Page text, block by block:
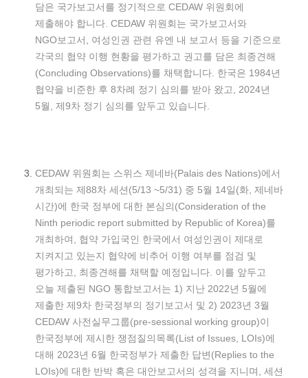
담은 국가보고서를 정기적으로 CEDAW 위원회에
제출해야 합니다. CEDAW 위원회는 국가보고서와
NGO보고서, 여성인권 관련 유엔 내 보고서 등을 기준으로
각국의 협약 이행 현황을 평가하고 권고를 담은 최종견해
(Concluding Observations)를 채택합니다. 한국은 1984년
협약을 비준한 후 8차례 정기 심의를 받아 왔고, 2024년
5월, 제9차 정기 심의를 앞두고 있습니다.
CEDAW 위원회는 스위스 제네바(Palais des Nations)에서
개최되는 제88차 세션(5/13 ~5/31) 중 5월 14일(화, 제네바
시간)에 한국 정부에 대한 본심의(Consideration of the
Ninth periodic report submitted by Republic of Korea)를
개최하여, 협약 가입국인 한국에서 여성인권이 제대로
지켜지고 있는지 협약에 비추어 이행 여부를 점검 및
평가하고, 최종견해를 채택할 예정입니다. 이를 앞두고
오늘 제출된 NGO 통합보고서는 1) 지난 2022년 5월에
제출한 제9차 한국정부의 정기보고서 및 2) 2023년 3월
CEDAW 사전실무그룹(pre-sessional working group)이
한국정부에 제시한 쟁점질의목록(List of Issues, LOIs)에
대해 2023년 6월 한국정부가 제출한 답변(Replies to the
LOIs)에 대한 반박 혹은 대안보고서의 성격을 지니며, 세션